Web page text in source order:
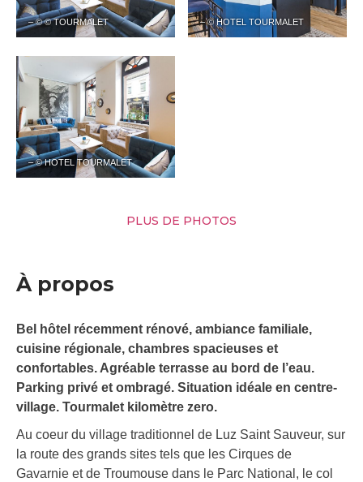
– © © TOURMALET – © HOTEL TOURMALET
– © HOTEL TOURMALET
PLUS DE PHOTOS
À propos
Bel hôtel récemment rénové, ambiance familiale,
cuisine régionale, chambres spacieuses et
confortables. Agréable terrasse au bord de l’eau.
Parking privé et ombragé. Situation idéale en centre-
village. Tourmalet kilomètre zero.
Au coeur du village traditionnel de Luz Saint Sauveur, sur
la route des grands sites tels que les Cirques de
Gavarnie et de Troumouse dans le Parc National, le col